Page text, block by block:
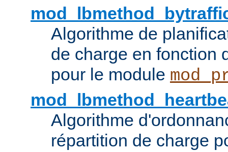
Algorithme de
de charge en fonction
pour le module
Algorithme
répartition de charge